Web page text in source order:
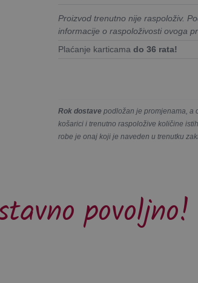
Proizvod trenutno nije raspoloživ.
informacije o raspoloživosti ovoga
Plaćanje karticama do 36 rata!
Rok dostave podložan je promjenama, a
košarici i trenutno raspoložive količine
robe je onaj koji je naveden u trenutku
povoljno!